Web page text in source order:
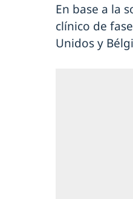
En base a la
clínico de
Unidos y